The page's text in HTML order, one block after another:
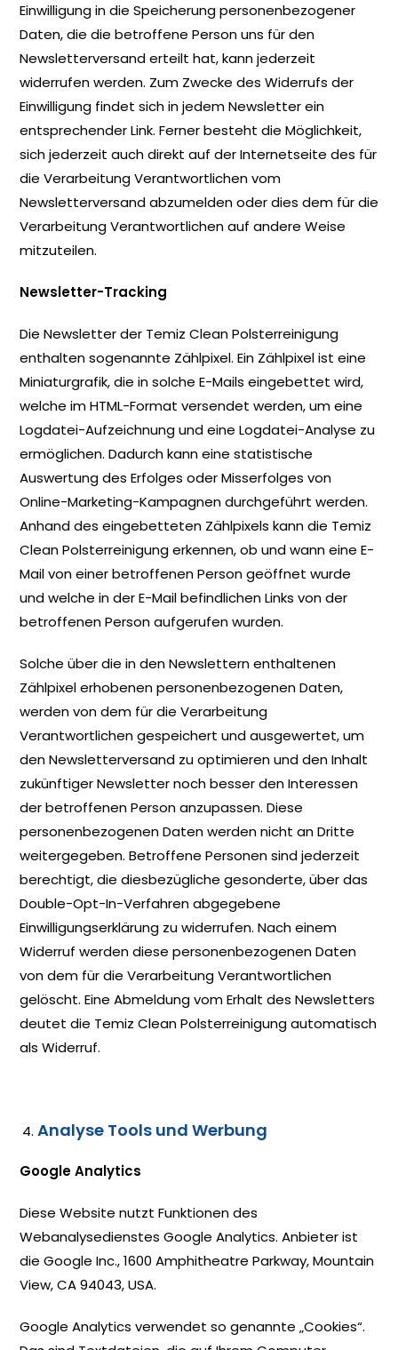
Einwilligung in die Speicherung personenbezogener
Daten, die die betroffene Person uns für den
Newsletterversand erteilt hat, kann jederzeit
widerrufen werden. Zum Zwecke des Widerrufs der
Einwilligung findet sich in jedem Newsletter ein
entsprechender Link. Ferner besteht die Möglichkeit,
sich jederzeit auch direkt auf der Internetseite des für
die Verarbeitung Verantwortlichen vom
Newsletterversand abzumelden oder dies dem für die
Verarbeitung Verantwortlichen auf andere Weise
mitzuteilen.
Newsletter-Tracking
Die Newsletter der Temiz Clean Polsterreinigung
enthalten sogenannte Zählpixel. Ein Zählpixel ist eine
Miniaturgrafik, die in solche E-Mails eingebettet wird,
welche im HTML-Format versendet werden, um eine
Logdatei-Aufzeichnung und eine Logdatei-Analyse zu
ermöglichen. Dadurch kann eine statistische
Auswertung des Erfolges oder Misserfolges von
Online-Marketing-Kampagnen durchgeführt werden.
Anhand des eingebetteten Zählpixels kann die Temiz
Clean Polsterreinigung erkennen, ob und wann eine E-
Mail von einer betroffenen Person geöffnet wurde
und welche in der E-Mail befindlichen Links von der
betroffenen Person aufgerufen wurden.
Solche über die in den Newslettern enthaltenen
Zählpixel erhobenen personenbezogenen Daten,
werden von dem für die Verarbeitung
Verantwortlichen gespeichert und ausgewertet, um
den Newsletterversand zu optimieren und den Inhalt
zukünftiger Newsletter noch besser den Interessen
der betroffenen Person anzupassen. Diese
personenbezogenen Daten werden nicht an Dritte
weitergegeben. Betroffene Personen sind jederzeit
berechtigt, die diesbezügliche gesonderte, über das
Double-Opt-In-Verfahren abgegebene
Einwilligungserklärung zu widerrufen. Nach einem
Widerruf werden diese personenbezogenen Daten
von dem für die Verarbeitung Verantwortlichen
gelöscht. Eine Abmeldung vom Erhalt des Newsletters
deutet die Temiz Clean Polsterreinigung automatisch
als Widerruf.
Analyse Tools und Werbung
Google Analytics
Diese Website nutzt Funktionen des
Webanalysedienstes Google Analytics. Anbieter ist
die Google Inc., 1600 Amphitheatre Parkway, Mountain
View, CA 94043, USA.
Google Analytics verwendet so genannte „Cookies“.